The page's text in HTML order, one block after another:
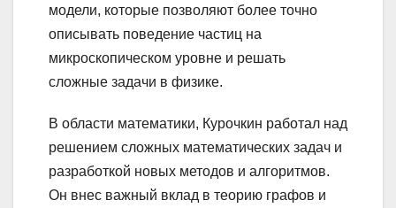
модели, которые позволяют более точно
описывать поведение частиц на
микроскопическом уровне и решать
сложные задачи в физике.
В области математики, Курочкин работал над
решением сложных математических задач и
разработкой новых методов и алгоритмов.
Он внес важный вклад в теорию графов и